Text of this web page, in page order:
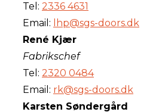
Tel: 2336 4631
Email:
lhp@sgs-doors.dk
René Kjær
Fabrikschef
Tel: 2320 0484
Email: rk@sgs-doors.dk
Karsten Søndergård